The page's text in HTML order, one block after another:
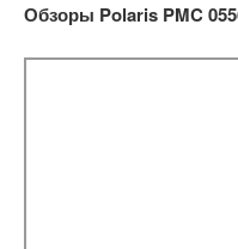
Обзоры Polaris PMC